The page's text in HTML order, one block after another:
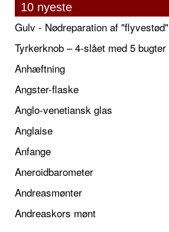
10 nyeste
Gulv - Nødreparation af "flyvestød"
Tyrkerknob – 4-slået med 5 bugter
Anhæftning
Angster-flaske
Anglo-venetiansk glas
Anglaise
Anfange
Aneroidbarometer
Andreasmønter
Andreaskors mønt